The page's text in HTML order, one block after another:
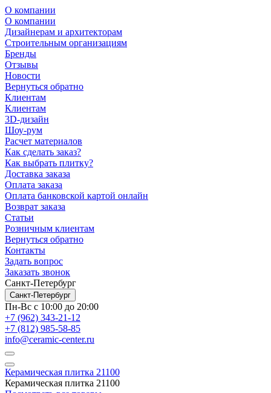
О компании
О компании
Дизайнерам и архитекторам
Строительным организациям
Бренды
Отзывы
Новости
Вернуться обратно
Клиентам
Клиентам
3D-дизайн
Шоу-рум
Расчет материалов
Как сделать заказ?
Как выбрать плитку?
Доставка заказа
Оплата заказа
Оплата банковской картой онлайн
Возврат заказа
Статьи
Розничным клиентам
Вернуться обратно
Контакты
Задать вопрос
Заказать звонок
Санкт-Петербург
Санкт-Петербург
Пн-Вс с 10:00 до 20:00
+7 (962) 343-21-12
+7 (812) 985-58-85
info@ceramic-center.ru
Керамическая плитка 21100
Керамическая плитка 21100